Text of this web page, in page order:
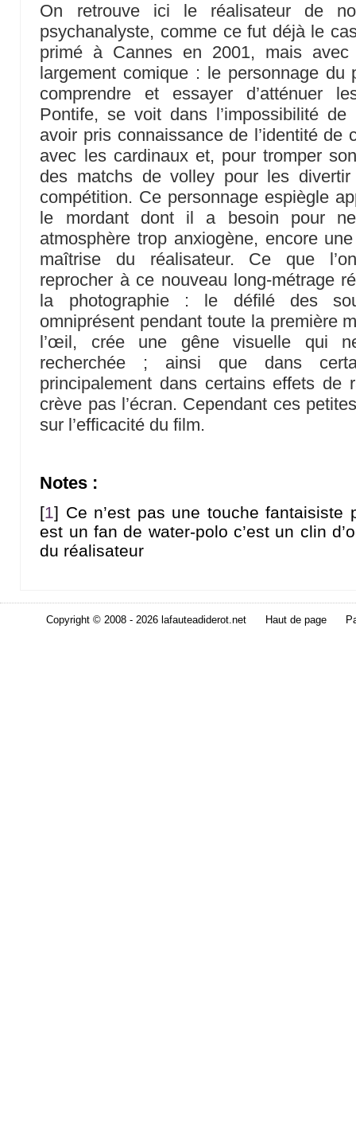
On retrouve ici le réalisateur de
psychanalyste, comme ce fut déjà le
primé à Cannes en 2001, mais
largement comique : le personnage du
comprendre et essayer d’atténuer
Pontife, se voit dans l’impossibilité
avoir pris connaissance de l’identité de
avec les cardinaux et, pour tromper
des matchs de volley pour les
compétition. Ce personnage espiègle
le mordant dont il a besoin pour
atmosphère trop anxiogène, encore
maîtrise du réalisateur. Ce que
reprocher à ce nouveau long-métrage
la photographie : le défilé des
omniprésent pendant toute la première
l’œil, crée une gêne visuelle qui
recherchée ; ainsi que dans
principalement dans certains effets de
crève pas l’écran. Cependant ces
sur l’efficacité du film.
Notes :
[1] Ce n’est pas une touche fantaisiste
est un fan de water-polo c’est un clin
du réalisateur
Copyright © 2008 - 2026 lafauteadiderot.net Haut de page